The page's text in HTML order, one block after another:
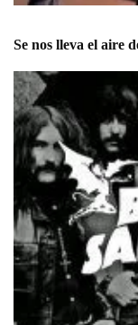
Se nos lleva el aire